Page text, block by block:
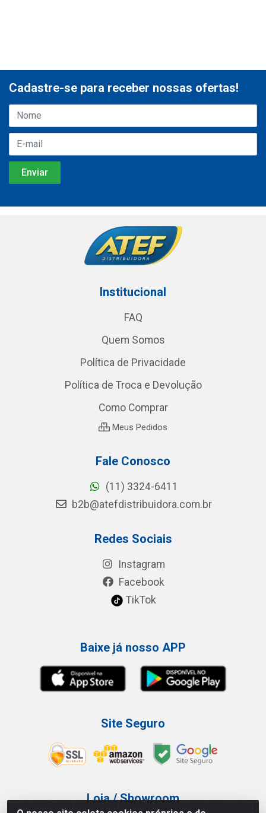
Cadastre-se para receber nossas ofertas!
Institucional
FAQ
Quem Somos
Política de Privacidade
Política de Troca e Devolução
Como Comprar
Meus Pedidos
Fale Conosco
(11) 3324-6411
b2b@atefdistribuidora.com.br
Redes Sociais
Instagram
Facebook
TikTok
Baixe já nosso APP
Site Seguro
Loja / Showroom